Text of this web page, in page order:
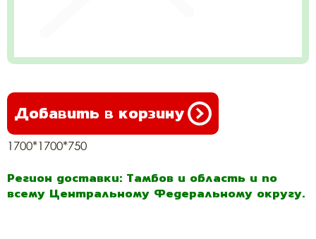
Добавить в корзину
1700*1700*750
Регион доставки: Тамбов и область и по
всему Центральному Федеральному округу.